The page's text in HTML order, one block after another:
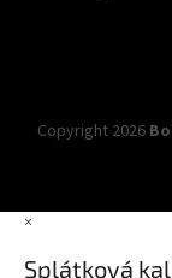
Copyright 2026
×
Splátková